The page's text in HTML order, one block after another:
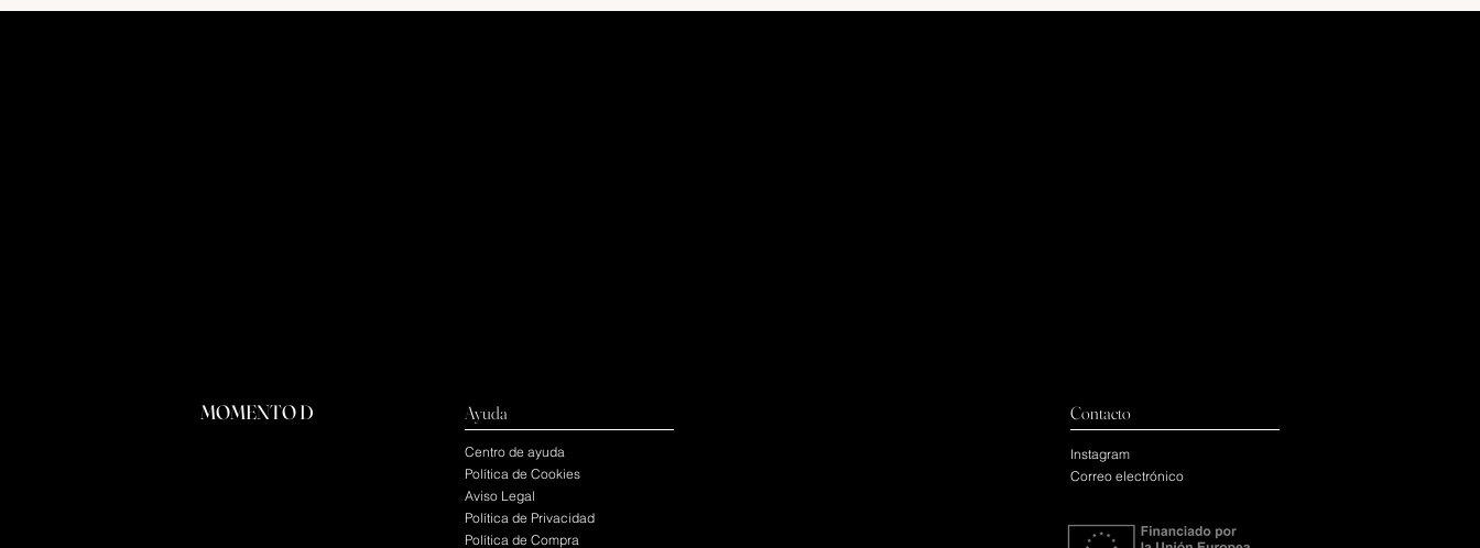
MOMENTO D Ayuda
Centro de ayuda
Política de Cookies
Aviso Legal
Política de Privacidad
Política de Compra
Contacto
Instagram
Correo electrónico